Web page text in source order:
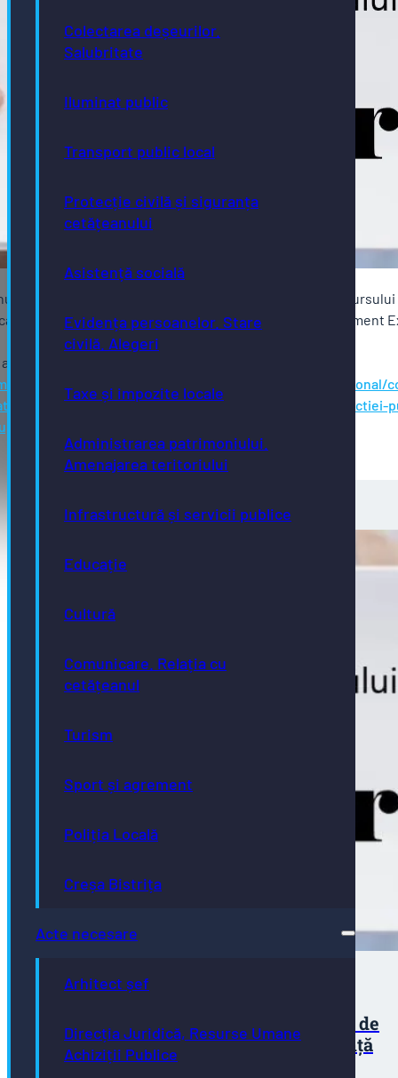
Colectarea deșeurilor.
Salubritate
Iluminat public
Transport public local
Protecție civilă și siguranța
cetățeanului
Asistență socială
Evidența persoanelor. Stare
civilă. Alegeri
Taxe și impozite locale
Administrarea patrimoniului.
Amenajarea teritoriului
Infrastructură și servicii publice
Educație
Cultură
Comunicare. Relația cu
cetățeanul
Turism
Sport și agrement
Poliția Locală
Creșa Bistrița
Acte necesare
Arhitect șef
Direcția Juridică, Resurse Umane
Achiziții Publice
organizarea, în data de 25.03.2025,ora 12:00, a
de consilier juridic clasa I grad superior la Compartiment
structura-si-organizare/concursuri/recrutare-personal/
in-data-de-25-03-2025-ora-1200-pentru-ocuparea-functiei-
la-compartiment-executare-creante/
Concurs pentru ocuparea a trei posturi de
execuție vacante la Direcţia de Asistenţă
Socială